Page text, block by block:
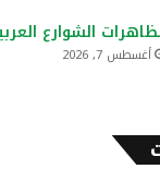
الشوارع
أغسطس 7, 2026